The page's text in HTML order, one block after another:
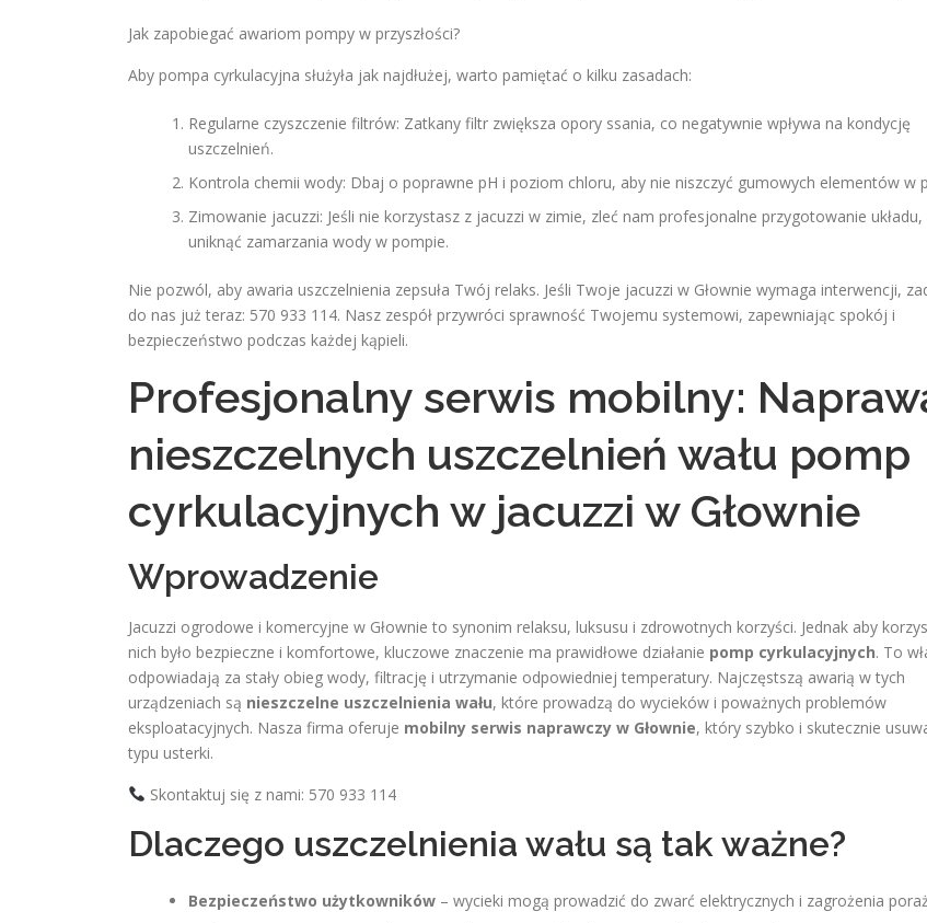
Jak zapobiegać awariom pompy w przyszłości?
Aby pompa cyrkulacyjna służyła jak najdłużej, warto pamiętać o kilku zasadach:
Regularne czyszczenie filtrów: Zatkany filtr zwiększa opory ssania, co negatywnie wpływa na kondycję
uszczelnień.
Kontrola chemii wody: Dbaj o poprawne pH i poziom chloru, aby nie niszczyć gumowych elementów w
Zimowanie jacuzzi: Jeśli nie korzystasz z jacuzzi w zimie, zleć nam profesjonalne przygotowanie układu,
uniknąć zamarzania wody w pompie.
Nie pozwól, aby awaria uszczelnienia zepsuła Twój relaks. Jeśli Twoje jacuzzi w Głownie wymaga interwencji,
do nas już teraz: 570 933 114. Nasz zespół przywróci sprawność Twojemu systemowi, zapewniając spokój i
bezpieczeństwo podczas każdej kąpieli.
Profesjonalny serwis mobilny:
nieszczelnych uszczelnień wału pomp
cyrkulacyjnych w jacuzzi w Głownie
Wprowadzenie
Jacuzzi ogrodowe i komercyjne w Głownie to synonim relaksu, luksusu i zdrowotnych korzyści. Jednak aby
nich było bezpieczne i komfortowe, kluczowe znaczenie ma prawidłowe działanie pomp cyrkulacyjnych. To
odpowiadają za stały obieg wody, filtrację i utrzymanie odpowiedniej temperatury. Najczęstszą awarią w tych
urządzeniach są nieszczelne uszczelnienia wału, które prowadzą do wycieków i poważnych problemów
eksploatacyjnych. Nasza firma oferuje mobilny serwis naprawczy w Głownie, który szybko i skutecznie
typu usterki.
Skontaktuj się z nami: 570 933 114
Dlaczego uszczelnienia wału są tak ważne?
Bezpieczeństwo użytkowników – wycieki mogą prowadzić do zwarć elektrycznych i zagrożenia